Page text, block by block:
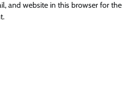
and website in this browser for the